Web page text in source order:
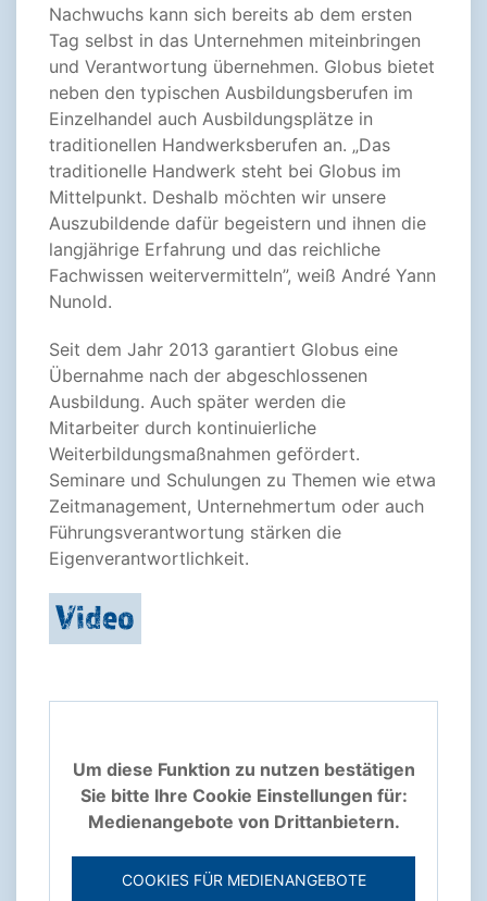
Nachwuchs kann sich bereits ab dem ersten
Tag selbst in das Unternehmen miteinbringen
und Verantwortung übernehmen. Globus bietet
neben den typischen Ausbildungsberufen im
Einzelhandel auch Ausbildungsplätze in
traditionellen Handwerksberufen an. „Das
traditionelle Handwerk steht bei Globus im
Mittelpunkt. Deshalb möchten wir unsere
Auszubildende dafür begeistern und ihnen die
langjährige Erfahrung und das reichliche
Fachwissen weitervermitteln”, weiß André Yann
Nunold.
Seit dem Jahr 2013 garantiert Globus eine
Übernahme nach der abgeschlossenen
Ausbildung. Auch später werden die
Mitarbeiter durch kontinuierliche
Weiterbildungsmaßnahmen gefördert.
Seminare und Schulungen zu Themen wie etwa
Zeitmanagement, Unternehmertum oder auch
Führungsverantwortung stärken die
Eigenverantwortlichkeit.
Video
Um diese Funktion zu nutzen bestätigen
Sie bitte Ihre Cookie Einstellungen für:
Medienangebote von Drittanbietern.
COOKIES FÜR MEDIENANGEBOTE